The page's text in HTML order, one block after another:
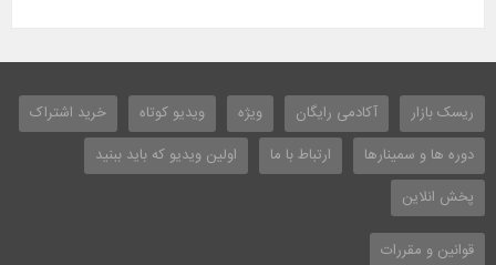
ریسک بازار آکادمی رایگان ویژه ویدیو کوتاه
خرید اشتراک
دوره ها و سمینارها
ارتباط با ما
اولین ویدیو که باید ببنید
پخش انلاین
قوانین و مقررات